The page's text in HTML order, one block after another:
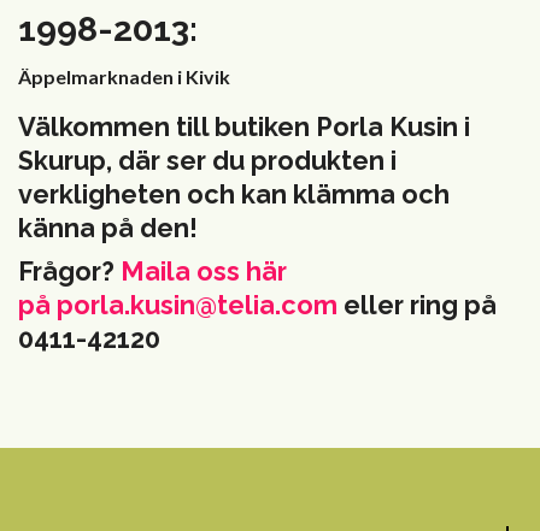
1998-2013:
Äppelmarknaden i Kivik
Välkommen till butiken Porla Kusin i
Skurup, där ser du produkten i
verkligheten och kan klämma och
känna på den!
Frågor? Maila oss här
på porla.kusin@telia.com eller ring på
0411-42120